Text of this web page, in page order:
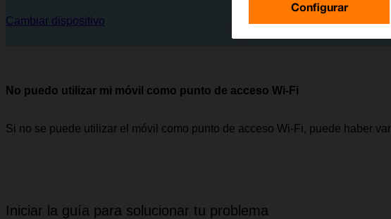
Cambiar dispositivo
No puedo utilizar mi móvil como punto de acceso Wi-Fi
Si no se puede utilizar el móvil como punto de acceso Wi-Fi, puede haber
Iniciar la guía para solucionar tu problema
Configurar